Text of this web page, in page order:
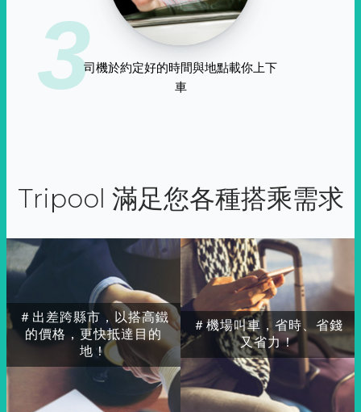
3司機於約定好的時間與地點載你上下
車
Tripool 滿足您各種搭乘需求
＃出差跨縣市，以搭高鐵
的價格，更快抵達目的
地！
＃機場叫車，省時、省錢
又省力！